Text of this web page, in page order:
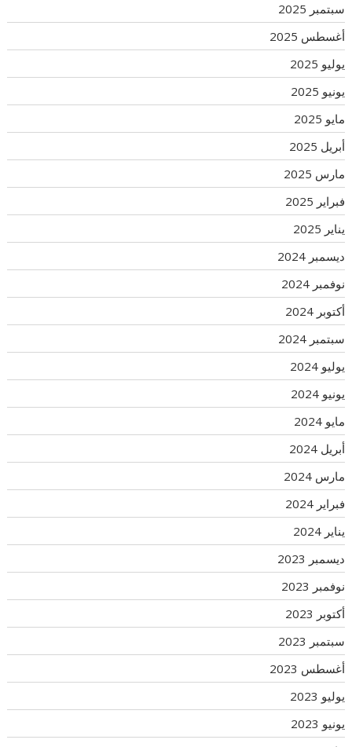
سبتمبر 2025
أغسطس 2025
يوليو 2025
يونيو 2025
مايو 2025
أبريل 2025
مارس 2025
فبراير 2025
يناير 2025
ديسمبر 2024
نوفمبر 2024
أكتوبر 2024
سبتمبر 2024
يوليو 2024
يونيو 2024
مايو 2024
أبريل 2024
مارس 2024
فبراير 2024
يناير 2024
ديسمبر 2023
نوفمبر 2023
أكتوبر 2023
سبتمبر 2023
أغسطس 2023
يوليو 2023
يونيو 2023